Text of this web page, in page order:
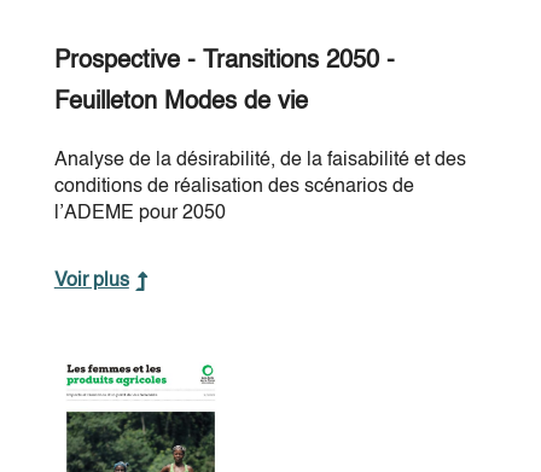
Prospective - Transitions 2050 -
Feuilleton Modes de vie
Analyse de la désirabilité, de la faisabilité et des
conditions de réalisation des scénarios de
l’ADEME pour 2050
Voir plus